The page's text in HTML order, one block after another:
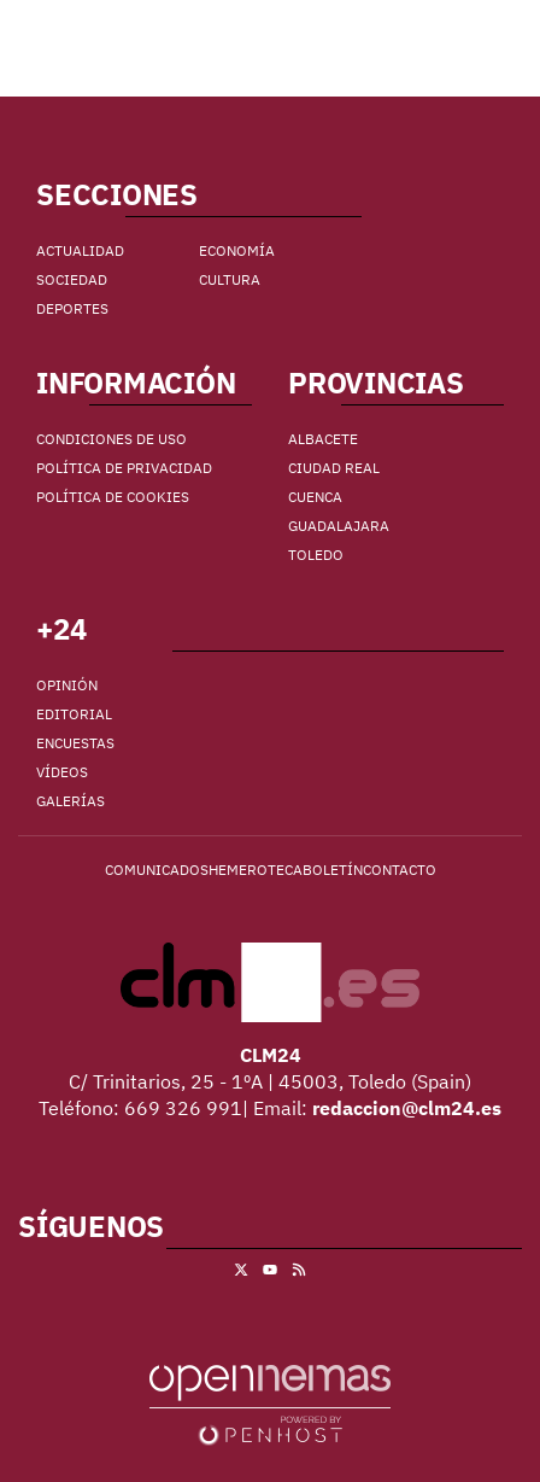
SECCIONES
ACTUALIDAD
ECONOMÍA
SOCIEDAD
CULTURA
DEPORTES
INFORMACIÓN
CONDICIONES DE USO
POLÍTICA DE PRIVACIDAD
POLÍTICA DE COOKIES
PROVINCIAS
ALBACETE
CIUDAD REAL
CUENCA
GUADALAJARA
TOLEDO
+24
OPINIÓN
EDITORIAL
ENCUESTAS
VÍDEOS
GALERÍAS
COMUNICADOSHEMEROTECABOLETÍNCONTACTO
CLM24
C/ Trinitarios, 25 - 1ºA | 45003, Toledo (Spain)
Teléfono: 669 326 991| Email: redaccion@clm24.es
SÍGUENOS